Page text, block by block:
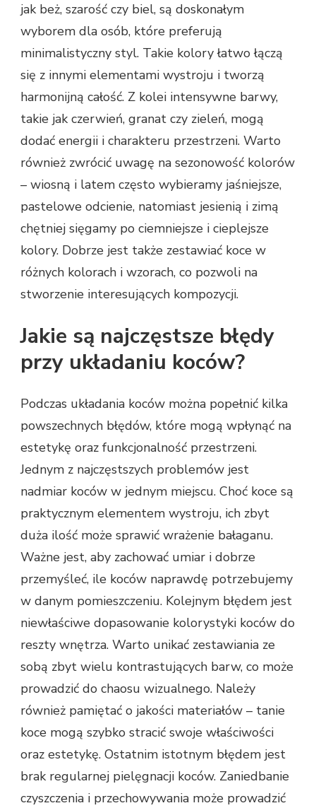
jak beż, szarość czy biel, są doskonałym
wyborem dla osób, które preferują
minimalistyczny styl. Takie kolory łatwo łączą
się z innymi elementami wystroju i tworzą
harmonijną całość. Z kolei intensywne barwy,
takie jak czerwień, granat czy zieleń, mogą
dodać energii i charakteru przestrzeni. Warto
również zwrócić uwagę na sezonowość kolorów
– wiosną i latem często wybieramy jaśniejsze,
pastelowe odcienie, natomiast jesienią i zimą
chętniej sięgamy po ciemniejsze i cieplejsze
kolory. Dobrze jest także zestawiać koce w
różnych kolorach i wzorach, co pozwoli na
stworzenie interesujących kompozycji.
Jakie są najczęstsze błędy
przy układaniu koców?
Podczas układania koców można popełnić kilka
powszechnych błędów, które mogą wpłynąć na
estetykę oraz funkcjonalność przestrzeni.
Jednym z najczęstszych problemów jest
nadmiar koców w jednym miejscu. Choć koce są
praktycznym elementem wystroju, ich zbyt
duża ilość może sprawić wrażenie bałaganu.
Ważne jest, aby zachować umiar i dobrze
przemyśleć, ile koców naprawdę potrzebujemy
w danym pomieszczeniu. Kolejnym błędem jest
niewłaściwe dopasowanie kolorystyki koców do
reszty wnętrza. Warto unikać zestawiania ze
sobą zbyt wielu kontrastujących barw, co może
prowadzić do chaosu wizualnego. Należy
również pamiętać o jakości materiałów – tanie
koce mogą szybko stracić swoje właściwości
oraz estetykę. Ostatnim istotnym błędem jest
brak regularnej pielęgnacji koców. Zaniedbanie
czyszczenia i przechowywania może prowadzić